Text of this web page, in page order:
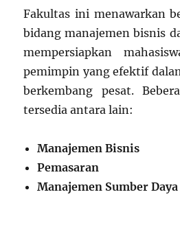
Fakultas ini menawarkan
bidang manajemen bisnis
mempersiapkan
pemimpin yang efektif
berkembang pesat.
tersedia antara lain:
Manajemen Bisnis
Pemasaran
Manajemen Sumber